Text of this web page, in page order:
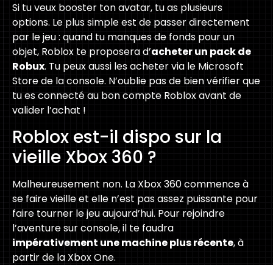
Si tu veux booster ton avatar, tu as plusieurs
options. Le plus simple est de passer directement
par le jeu : quand tu manques de fonds pour un
objet, Roblox te proposera d’acheter un pack de
Robux. Tu peux aussi les acheter via le Microsoft
Store de la console. N’oublie pas de bien vérifier que
tu es connecté au bon compte Roblox avant de
valider l’achat !
Roblox est-il dispo sur la
vieille Xbox 360 ?
Malheureusement non. La Xbox 360 commence à
se faire vieille et elle n’est pas assez puissante pour
faire tourner le jeu aujourd’hui. Pour rejoindre
l’aventure sur console, il te faudra
impérativement une machine plus récente, à
partir de la Xbox One.